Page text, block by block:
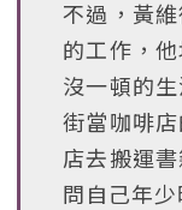
不過，黃
的工作，
沒一頓的
街當咖啡
店去搬運
問自己年